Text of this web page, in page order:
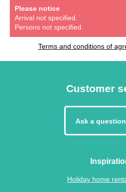
Please notice
Arrival not specified.
Persons not specified.
Terms and conditions of
Customer
Ask a question
Holiday home